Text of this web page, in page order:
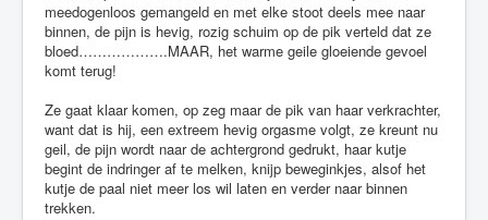
meedogenloos gemangeld en met elke stoot deels mee naar
binnen, de pijn is hevig, rozig schuim op de pik verteld dat ze
bloed……………….MAAR, het warme geile gloeiende gevoel
komt terug!
Ze gaat klaar komen, op zeg maar de pik van haar verkrachter,
want dat is hij, een extreem hevig orgasme volgt, ze kreunt nu
geil, de pijn wordt naar de achtergrond gedrukt, haar kutje
begint de indringer af te melken, knijp beweginkjes, alsof het
kutje de paal niet meer los wil laten en verder naar binnen
trekken.